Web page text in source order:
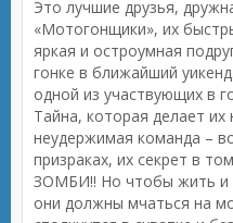
Это лучшие друзья,
«Мотогонщики», их
яркая и остроумная
гонке в ближайший
одной из участвующих в
Тайна, которая делает
неудержимая команда –
призраках, их секрет в
ЗОМБИ!! Но чтобы жить и
они должны мчаться на